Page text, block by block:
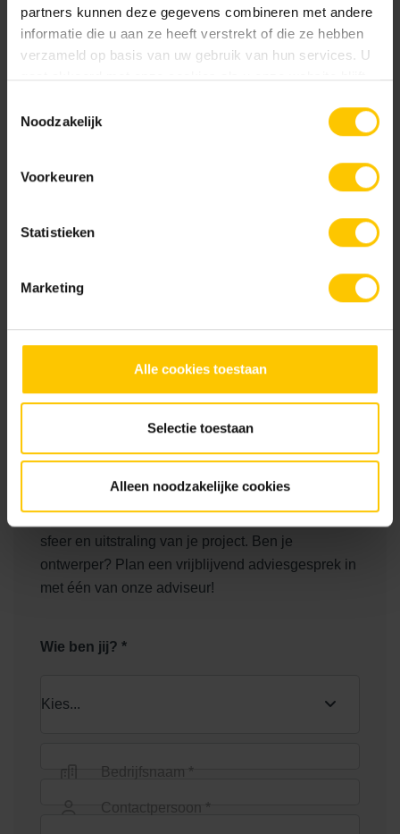
partners kunnen deze gegevens combineren met andere
informatie die u aan ze heeft verstrekt of die ze hebben
verzameld op basis van uw gebruik van hun services. U
gaat akkoord met onze cookies als u onze website blijft
Noodzakelijk
Voorkeuren
Statistieken
Marketing
Alle cookies toestaan
Selectie toestaan
Alleen noodzakelijke cookies
Realisatie
2025
Plaats
Amvest
Inrichting Openbare Ruimte
De voorbereidingsfase is het allerbelangrijkste
moment van het hele project. Daar bepaalt je de
sfeer en uitstraling van je project. Ben je
ontwerper? Plan een vrijblijvend adviesgesprek in
met één van onze adviseur!
Wie ben jij? *
Bedrijfsnaam *
Contactpersoon *